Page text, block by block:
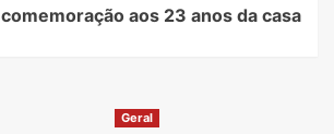
comemoração aos 23 anos da casa
Geral